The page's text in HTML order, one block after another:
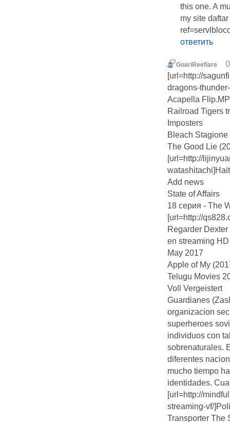
this one. A
my site
ответить
GoariReefiare
[url=http://
dragons-
Acapella
Railroad Tigers
Imposters
Bleach
The Good Lie
[url=http://
Add news
State of Affairs
18 серия - The
[url=http://
Regarder
en streaming
May 2017
Apple of My
Telugu Movies
Voll Vergeistert
Guardianes
organizacion
superheroes
individuos con
sobrenaturales.
diferentes
mucho tiempo
identidades.
[url=http://
streaming-vf/
Transporter The